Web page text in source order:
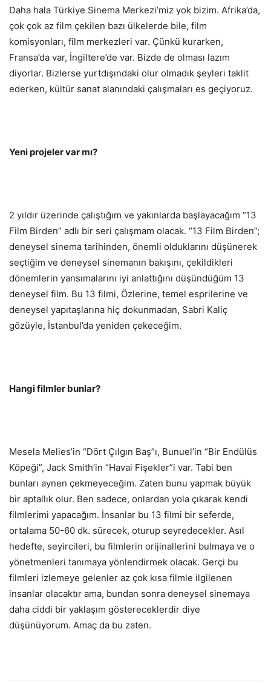
Daha hala Türkiye Sinema Merkezi’miz yok bizim. Afrika’da,
çok çok az film çekilen bazı ülkelerde bile, film
komisyonları, film merkezleri var. Çünkü kurarken,
Fransa’da var, İngiltere’de var. Bizde de olması lazım
diyorlar. Bizlerse yurtdışındaki olur olmadık şeyleri taklit
ederken, kültür sanat alanındaki çalışmaları es geçiyoruz.
Yeni projeler var mı?
2 yıldır üzerinde çalıştığım ve yakınlarda başlayacağım “13
Film Birden” adlı bir seri çalışmam olacak. “13 Film Birden”;
deneysel sinema tarihinden, önemli olduklarını düşünerek
seçtiğim ve deneysel sinemanın bakışını, çekildikleri
dönemlerin yansımalarını iyi anlattığını düşündüğüm 13
deneysel film. Bu 13 filmi, Özlerine, temel esprilerine ve
deneysel yapıtaşlarına hiç dokunmadan, Sabri Kaliç
gözüyle, İstanbul’da yeniden çekeceğim.
Hangi filmler bunlar?
Mesela Melies’in “Dört Çılgın Baş”ı, Bunuel’in “Bir Endülüs
Köpeği”, Jack Smith’in “Havai Fişekler”i var. Tabi ben
bunları aynen çekmeyeceğim. Zaten bunu yapmak büyük
bir aptallık olur. Ben sadece, onlardan yola çıkarak kendi
filmlerimi yapacağım. İnsanlar bu 13 filmi bir seferde,
ortalama 50-60 dk. sürecek, oturup seyredecekler. Asıl
hedefte, seyircileri, bu filmlerin orijinallerini bulmaya ve o
yönetmenleri tanımaya yönlendirmek olacak. Gerçi bu
filmleri izlemeye gelenler az çok kısa filmle ilgilenen
insanlar olacaktır ama, bundan sonra deneysel sinemaya
daha ciddi bir yaklaşım göstereceklerdir diye
düşünüyorum. Amaç da bu zaten.